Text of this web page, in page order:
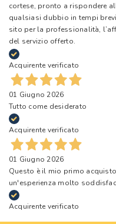
cortese, pronto a rispondere
qualsiasi dubbio in tempi
sito per la professionalità,
del servizio offerto.
Acquirente verificato
01 Giugno 2026
Tutto come desiderato
Acquirente verificato
01 Giugno 2026
Questo è il mio primo
un'esperienza molto
Acquirente verificato